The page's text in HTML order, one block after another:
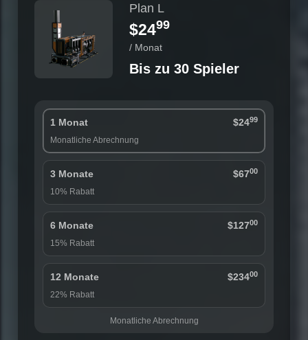
Plan L
$2499
/ Monat
Bis zu 30 Spieler
1 Monat $2499
Monatliche Abrechnung
3 Monate $6700
10% Rabatt
6 Monate $12700
15% Rabatt
12 Monate $23400
22% Rabatt
Monatliche Abrechnung